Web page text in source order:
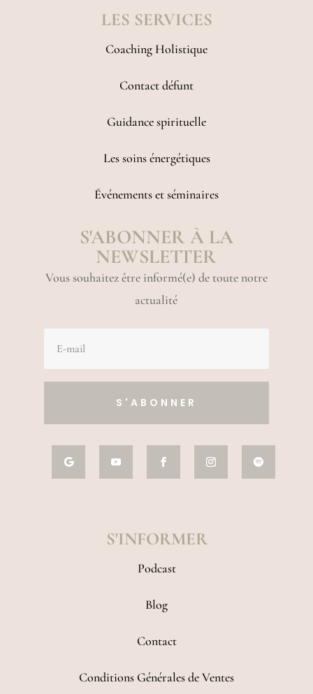
LES SERVICES
Coaching Holistique
Contact défunt
Guidance spirituelle
Les soins énergétiques
Événements et séminaires
S'ABONNER À LA
NEWSLETTER
Vous souhaitez être informé(e) de toute notre
actualité
S'ABONNER
S'INFORMER
Podcast
Blog
Contact
Conditions Générales de Ventes